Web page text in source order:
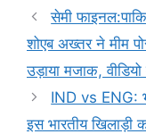
सेमी
शोएब अख्तर ने मीम
उड़ाया मजाक, वीडियो
IND vs ENG:
इस भारतीय खिलाड़ी